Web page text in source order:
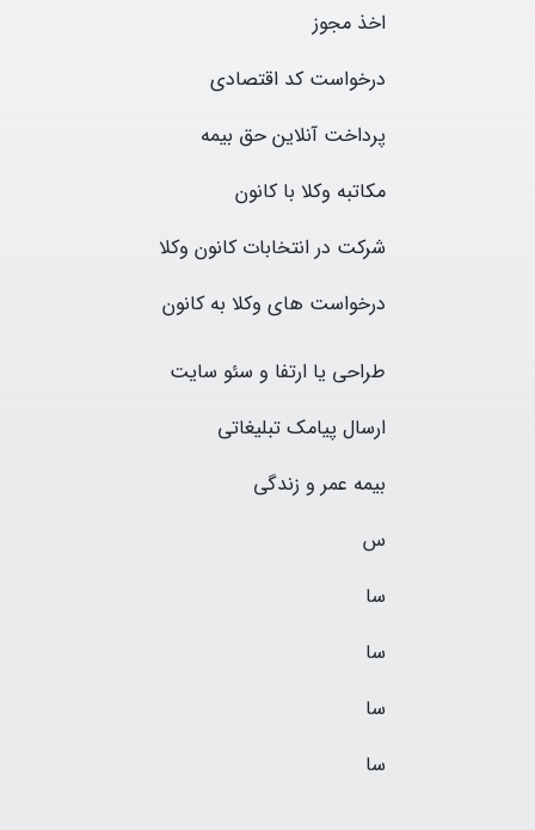
اخذ مجوز
درخواستکد اقتصادی
پرداخت آنلاین حق بیمه
مکاتبه وکلا با کانون
شرکت در انتخابات کانون وکلا
درخواست های وکلا به کانون
طراحی یا ارتفا و سئو سایت
ارسال پیامکتبلیغاتی
بیمه عمر و زندگی
س
سا
سا
سا
سا